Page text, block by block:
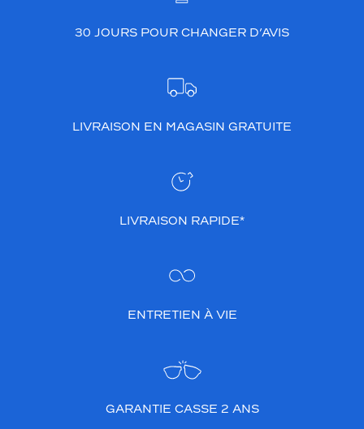
30 JOURS POUR CHANGER D’AVIS
LIVRAISON EN MAGASIN GRATUITE
LIVRAISON RAPIDE*
ENTRETIEN À VIE
GARANTIE CASSE 2 ANS